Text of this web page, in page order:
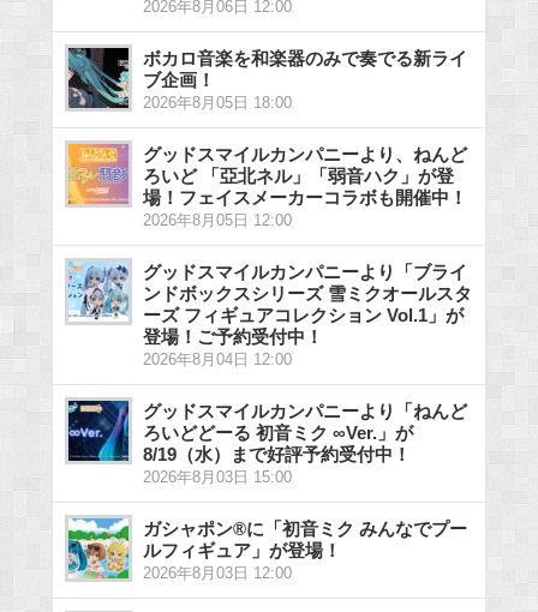
2026年8月06日 12:00
ボカロ音楽を和楽器のみで奏でる新ライ
ブ企画！
2026年8月05日 18:00
グッドスマイルカンパニーより、ねんど
ろいど 「亞北ネル」「弱音ハク」が登
場！フェイスメーカーコラボも開催中！
2026年8月05日 12:00
グッドスマイルカンパニーより「ブライ
ンドボックスシリーズ 雪ミクオールスタ
ーズ フィギュアコレクション Vol.1」が
登場！ご予約受付中！
2026年8月04日 12:00
グッドスマイルカンパニーより「ねんど
ろいどどーる 初音ミク ∞Ver.」が
8/19（水）まで好評予約受付中！
2026年8月03日 15:00
ガシャポン®に「初音ミク みんなでプー
ルフィギュア」が登場！
2026年8月03日 12:00